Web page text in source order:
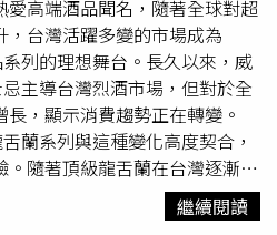
高端酒品聞名，隨著全球對超
台灣活躍多變的市場成為
列的理想舞台。長久以來，威
主導台灣烈酒市場，但對於全
，顯示消費趨勢正在轉變。
蘭系列與這種變化高度契合，
隨著頂級龍舌蘭在台灣逐漸受
正尋找能展現工藝與卓越品質的
的核心價值。※禁止酒駕，未滿
繼續閱讀